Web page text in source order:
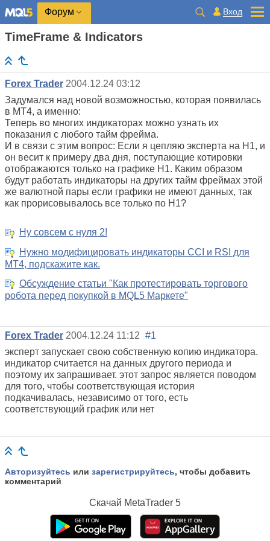
Форум Вход
TimeFrame & Indicators
Forex Trader 2004.12.24 03:12
Задумался над новой возможностью, которая появилась
в МТ4, а именно:
Теперь во многих индикаторах можно узнать их
показания с любого тайм фрейма.
И в связи с этим вопрос: Если я цепляю эксперта на Н1, и
он весит к примеру два дня, поступающие котировки
отображаются только на графике Н1. Каким образом
будут работать индикаторы на других тайм фреймах этой
же валютной пары если графики не имеют данных, так
как прорисовывалось все только по Н1?
Ну совсем с нуля 2!
Нужно модифицировать индикаторы CCI и RSI для
МТ4, подскажите как.
Обсуждение статьи "Как протестировать торгового
робота перед покупкой в MQL5 Маркете"
Forex Trader 2004.12.24 11:12 #1
эксперт запускает свою собственную копию индикатора.
индикатор считается на данных другого периода и
поэтому их запрашивает. этот запрос является поводом
для того, чтобы соответствующая история
подкачивалась, независимо от того, есть
соответствующий график или нет
Авторизуйтесь или зарегистрируйтесь, чтобы добавить
комментарий
Скачай MetaTrader 5